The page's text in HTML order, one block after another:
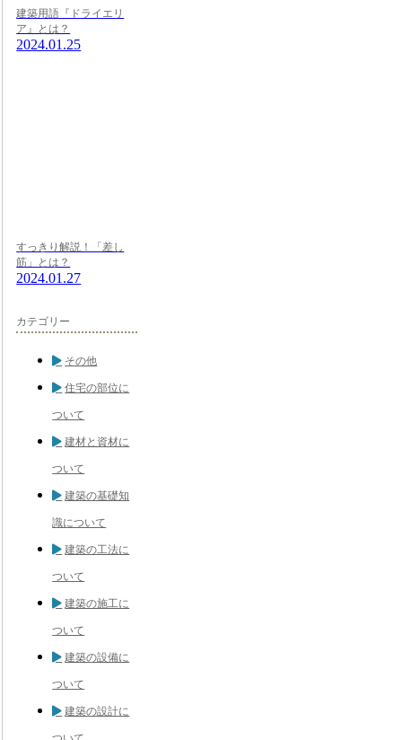
建築用語『ドライエリ
ア』とは？
2024.01.25
すっきり解説！「差し
筋」とは？
2024.01.27
カテゴリー
その他
住宅の部位に
ついて
建材と資材に
ついて
建築の基礎知
識について
建築の工法に
ついて
建築の施工に
ついて
建築の設備に
ついて
建築の設計に